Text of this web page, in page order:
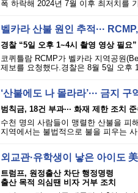
폭 하락해 2024년 7월 이후 최저치를
벨카라 산불 원인 추적···
경찰 “5일 오후 1~4시 촬영 영상 필요”
코퀴틀람 RCMP가 벨카라 지역공원
제보를 요청했다.경찰은 8월 5일 오후
‘산불에도 나 몰라라’··· 금지 구
범칙금, 18건 부과··· 화재 제한 조치
수천 명의 사람들이 맹렬한 산불을 피
지역에서는 불법적으로 불을 피우는
외교관·유학생이 낳은 아이도
트럼프, 원정출산 차단 행정명령
출산 목적 의심땐 비자 거부 조치